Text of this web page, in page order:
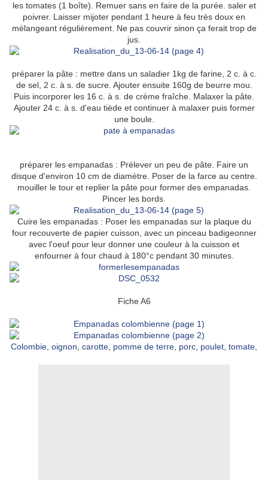
les tomates (1 boîte). Remuer sans en faire de la purée. saler et
poivrer. Laisser mijoter pendant 1 heure à feu très doux en
mélangeant régulièrement. Ne pas couvrir sinon ça ferait trop de
jus.
préparer la pâte : mettre dans un saladier 1kg de farine, 2 c. à c.
de sel, 2 c. à s. de sucre. Ajouter ensuite 160g de beurre mou.
Puis incorporer les 16 c. à s. de crème fraîche. Malaxer la pâte.
Ajouter 24 c. à s. d'eau tiède et continuer à malaxer puis former
une boule.
préparer les empanadas : Prélever un peu de pâte. Faire un
disque d'environ 10 cm de diamètre. Poser de la farce au centre.
mouiller le tour et replier la pâte pour former des empanadas.
Pincer les bords.
Cuire les empanadas : Poser les empanadas sur la plaque du
four recouverte de papier cuisson, avec un pinceau badigeonner
avec l'oeuf pour leur donner une couleur à la cuisson et
enfourner à four chaud à 180°c pendant 30 minutes.
Fiche A6
Colombie oignon carotte pomme de terre porc poulet, tomate